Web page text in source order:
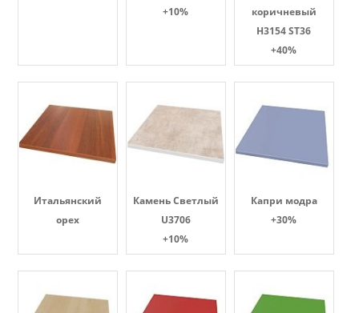
+10%
коричневый
H3154 ST36
+40%
Итальянский
орех
Камень Светлый
U3706
+10%
Капри модра
+30%